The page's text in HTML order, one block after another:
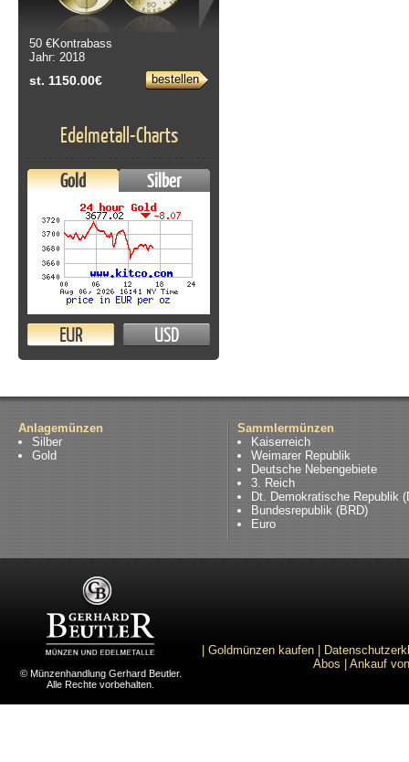
50 €Kontrabass
Jahr: 2018
st. 1150.00€ bestellen
Edelmetall-Charts
Gold Silber
EUR USD
Anlagemünzen
Silber
Gold
Sammlermünzen
Kaiserreich
Weimarer Republik
Deutsche Nebengebiete
3. Reich
Dt. Demokratische Republik
Bundesrepublik (BRD)
Euro
© Münzenhandlung Gerhard Beutler.
Alle Rechte vorbehalten.
Goldmünzen kaufen
Abos
Ankauf